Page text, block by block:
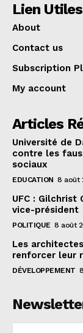
Lien Utiles
About
Contact us
Subscription
My account
Articles
Université de
contre les
sociaux
EDUCATION 8 août
UFC : Gilchrist
vice-président
POLITIQUE 8 août
Les
renforcer leur
DÉVELOPPEMENT